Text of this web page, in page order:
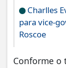
Charlles
para vice-
Roscoe
Conforme o